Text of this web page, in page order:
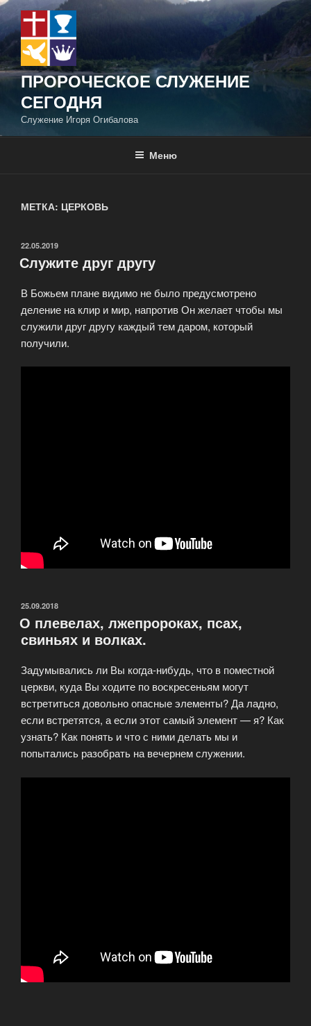
Перейти
к
содержимому
ПРОРОЧЕСКОЕ СЛУЖЕНИЕ
СЕГОДНЯ
Служение Игоря Огибалова
Меню
МЕТКА: ЦЕРКОВЬ
ОПУБЛИКОВАНО
22.05.2019
Служите друг другу
В Божьем плане видимо не было предусмотрено
деление на клир и мир, напротив Он желает чтобы мы
служили друг другу каждый тем даром, который
получили.
ОПУБЛИКОВАНО
25.09.2018
О плевелах, лжепророках, псах,
свиньях и волках.
Задумывались ли Вы когда-нибудь, что в поместной
церкви, куда Вы ходите по воскресеньям могут
встретиться довольно опасные элементы? Да ладно,
если встретятся, а если этот самый элемент — я? Как
узнать? Как понять и что с ними делать мы и
попытались разобрать на вечернем служении.